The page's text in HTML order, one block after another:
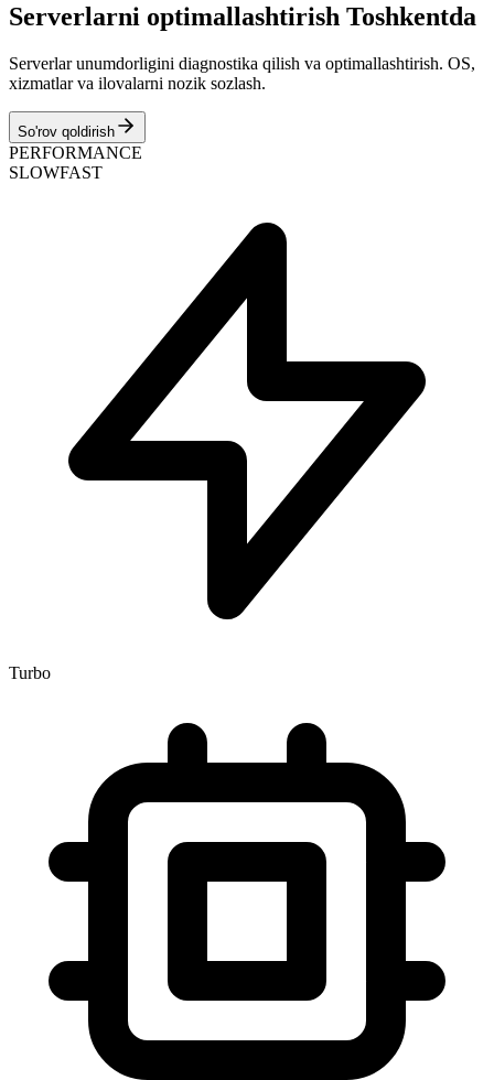
Serverlarni optimallashtirish Toshkentda
Serverlar unumdorligini diagnostika qilish va optimallashtirish. OS,
xizmatlar va ilovalarni nozik sozlash.
So'rov qoldirish
PERFORMANCE
SLOWFAST
Turbo